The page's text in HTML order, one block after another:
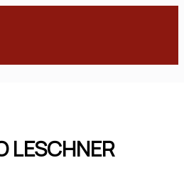
LESCHNER